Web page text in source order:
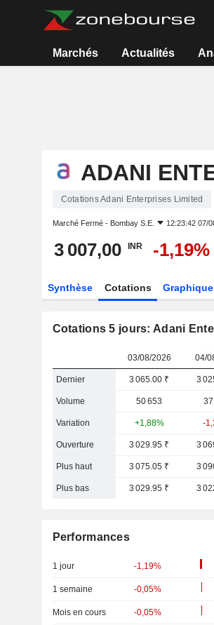
Marchés Actualités
ADANI
Cotations Adani Enterprises Limited
Marché Fermé - Bombay S.E. 12:23:42 07/
3 007,00 INR -1,19%
Synthèse Cotations
Cotations 5 jours: Adani
03/08/2026 04/
Dernier 3 065.00 ₹ 3
Volume 50 653
Variation +1,88% -
Ouverture 3 029.95 ₹ 3
Plus haut 3 075.05 ₹ 3
Plus bas 3 029.95 ₹ 3
Performances
1 jour -1,19%
1 semaine -0,05%
Mois en cours -0,05%